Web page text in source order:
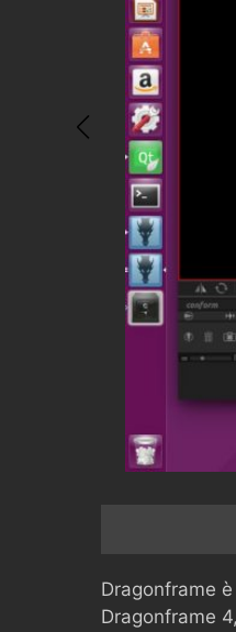
Dragonframe
Dragonframe